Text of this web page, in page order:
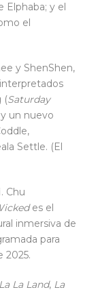
Elphaba; y el
el
y ShenShen,
(Saturday
y un nuevo
Settle. (El
Chu
es el
inmersiva de
para
2025.
La La Land, La